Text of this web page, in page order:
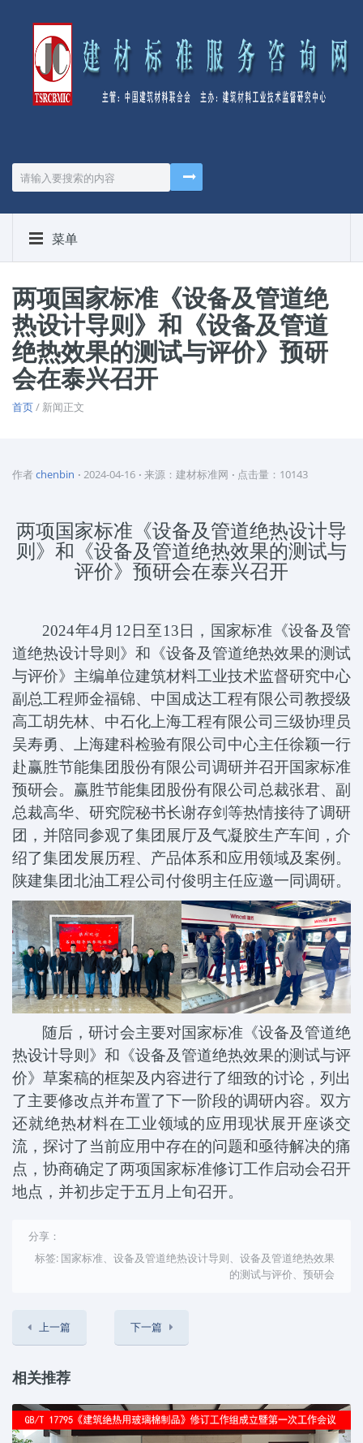
菜单
两项国家标准《设备及管道绝
热设计导则》和《设备及管道
绝热效果的测试与评价》预研
会在泰兴召开
首页/ 新闻正文
作者 chenbin 2024-04-16 来源：建材标准网 点击量：10143
两项国家标准《设备及管道绝热设计导
则》和《设备及管道绝热效果的测试与
评价》预研会在泰兴召开
2024年4月 12 日至13 日，国家标准《设备及管
道绝热设计导则》和《设备及管道绝热效果的测试
与评价》主编单位建筑材料工业技术监督研究中心
副总工程师金福锦、中国成达工程有限公司教授级
高工胡先林、中石化上海工程有限公司三级协理员
吴寿勇、上海建科检验有限公司中心主任徐颖一行
赴赢胜节能集团股份有限公司调研并召开国家标准
预研会。赢胜节能集团股份有限公司总裁张君、副
总裁高华、研究院秘书长谢存剑等热情接待了调研
团，并陪同参观了集团展厅及气凝胶生产车间，介
绍了集团发展历程、产品体系和应用领域及案例。
陕建集团北油工程公司付俊明主任应邀一同调研。
随后，研讨会主要对国家标准《设备及管道绝
热设计导则》和《设备及管道绝热效果的测试与评
价》草案稿的框架及内容进行了细致的讨论，列出
了主要修改点并布置了下一阶段的调研内容。双方
还就绝热材料在工业领域的应用现状展开座谈交
流，探讨了当前应用中存在的问题和亟待解决的痛
点，协商确定了两项国家标准修订工作启动会召开
地点，并初步定于五月上旬召开。
分享：
标签: 国家标准、设备及管道绝热设计导则、设备及管道绝热效果
的测试与评价、预研会
上一篇 下一篇
相关推荐